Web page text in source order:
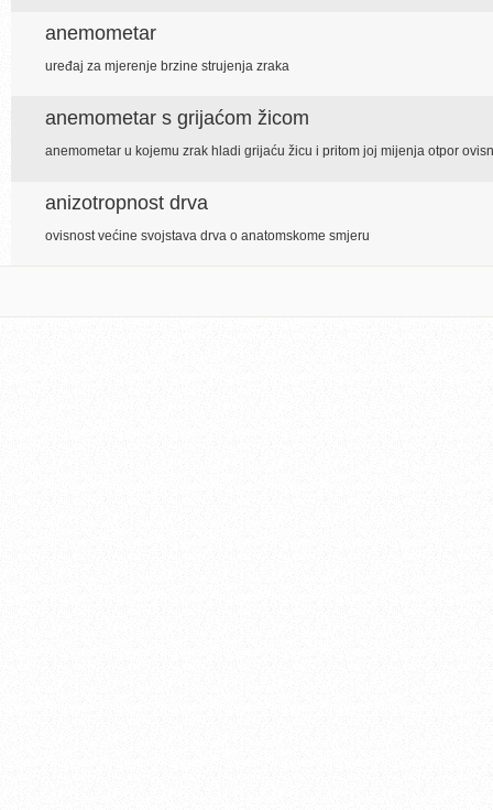
anemometar
uređaj za mjerenje brzine strujenja zraka
anemometar s grijaćom žicom
anemometar u kojemu zrak hladi grijaću žicu i pritom joj mijenja otpor
anizotropnost drva
ovisnost većine svojstava drva o anatomskome smjeru